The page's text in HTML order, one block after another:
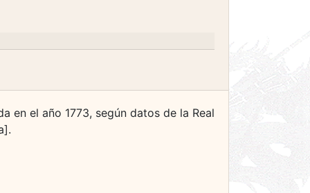
en el año 1773, según datos de la Real